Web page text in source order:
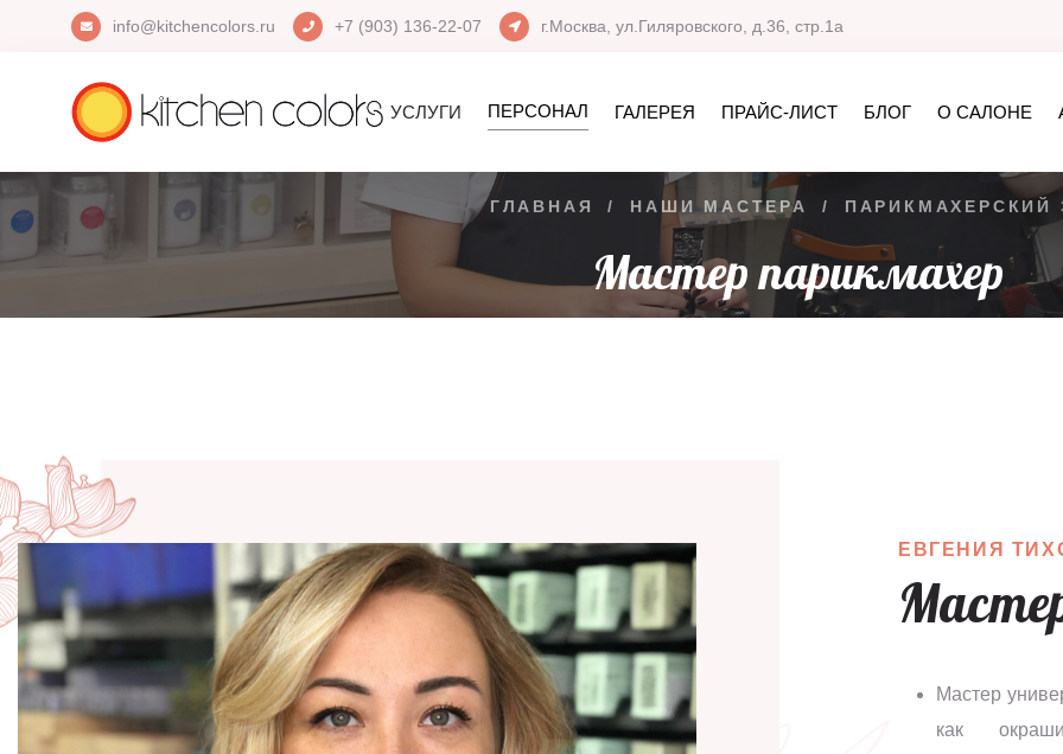
info@kitchencolors.ru +7 (903) 136-22-07 г.Москва, ул.Гиляровского, д.36, стр.1а
УСЛУГИ ПЕРСОНАЛ ГАЛЕРЕЯ ПРАЙС-ЛИСТ БЛОГ О САЛОНЕ
ГЛАВНАЯ / НАШИ МАСТЕРА / ПАРИКМАХЕРСКИЙ
Мастер парикмахер
ЕВГЕНИЯ
Мастер
как